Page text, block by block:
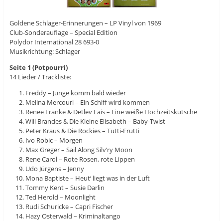
Goldene Schlager-Erinnerungen – LP Vinyl von 1969
Club-Sonderauflage – Special Edition
Polydor International 28 693-0
Musikrichtung: Schlager
Seite 1 (Potpourri)
14 Lieder / Trackliste:
Freddy – Junge komm bald wieder
Melina Mercouri – Ein Schiff wird kommen
Renee Franke & Detlev Lais – Eine weiße Hochzeitskutsche
Will Brandes & Die Kleine Elisabeth – Baby-Twist
Peter Kraus & Die Rockies – Tutti-Frutti
Ivo Robic – Morgen
Max Greger – Sail Along Silv’ry Moon
Rene Carol – Rote Rosen, rote Lippen
Udo Jürgens – Jenny
Mona Baptiste – Heut‘ liegt was in der Luft
Tommy Kent – Susie Darlin
Ted Herold – Moonlight
Rudi Schuricke – Capri Fischer
Hazy Osterwald – Kriminaltango